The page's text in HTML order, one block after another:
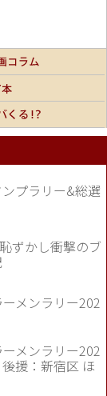
プラリー&総選
ずかし衝撃のブ
ーメンラリー202
ーメンラリー202
援：新宿区 ほ